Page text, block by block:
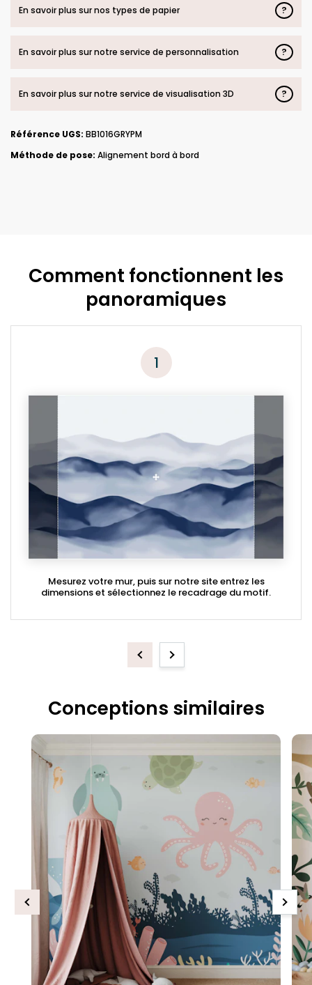
En savoir plus sur nos types de papier ?
En savoir plus sur notre service de personnalisation ?
En savoir plus sur notre service de visualisation 3D ?
Référence UGS: BB1016GRYPM
Méthode de pose: Alignement bord à bord
Comment fonctionnent les
panoramiques
1
Mesurez votre mur, puis sur notre site entrez les
dimensions et sélectionnez le recadrage du motif.
PreviousNext
Conceptions similaires
Previous Next